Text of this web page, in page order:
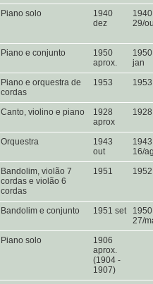
Piano solo
1940
dez
1940
29/
Piano e conjunto
1950
aprox.
1950
jan
Piano e orquestra de
cordas
1953 1953
Canto, violino e piano
1928
aprox
1928
Orquestra
1943
out
1943
16/
Bandolim, violão 7
cordas e violão 6
cordas
1951 1952
Bandolim e conjunto 1951 set
1950
27/
Piano solo
1906
aprox.
(1904 -
1907)